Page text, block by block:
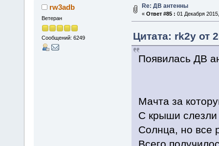
rw3adb
Ветеран
Сообщений: 6249
Re: ДВ антенны
« Ответ #85 : 01 Декабря
Цитата: rk2y от
Появилась ДВ
Мачта за
С крыши слезли
Солнца, но все
Всего